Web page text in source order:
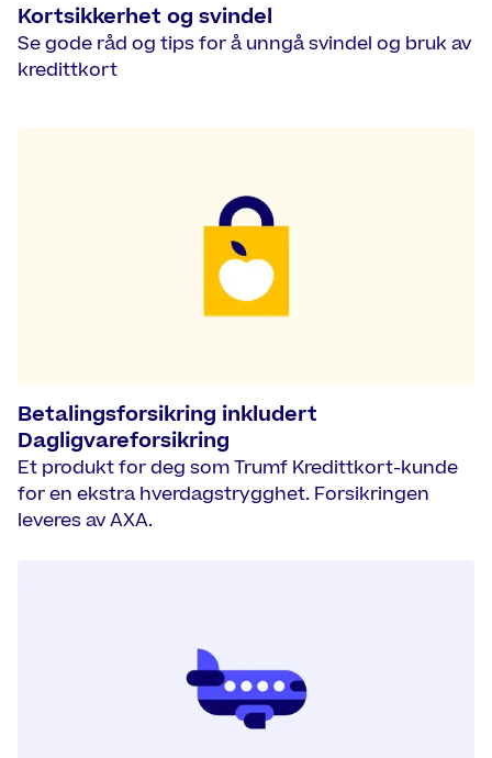
Kortsikkerhet og svindel
Se gode råd og tips for å unngå svindel og bruk av
kredittkort
Betalingsforsikring inkludert
Dagligvareforsikring
Et produkt for deg som Trumf Kredittkort-kunde
for en ekstra hverdagstrygghet. Forsikringen
leveres av AXA.